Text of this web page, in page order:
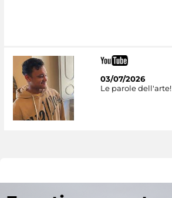
03/07/2026
Le parole dell'arte!